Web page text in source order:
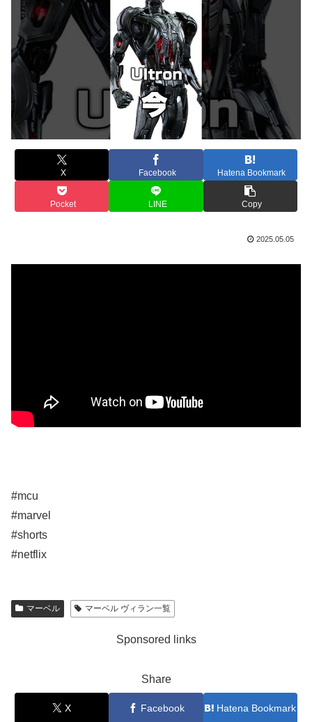
X Facebook Hatena Bookmark
Pocket LINE Copy
2025.05.05
#mcu
#marvel
#shorts
#netflix
マーベル マーベル ヴィラン一覧
Sponsored links
Share
X Facebook Hatena Bookmark